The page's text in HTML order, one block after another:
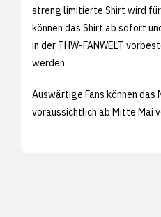
streng limitierte Shirt wird für
können das Shirt ab sofort
in der THW-FANWELT
werden.
Auswärtige Fans können das
voraussichtlich ab Mitte Mai